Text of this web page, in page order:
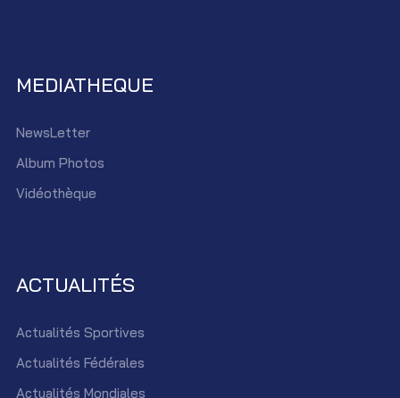
MEDIATHEQUE
NewsLetter
Album Photos
Vidéothèque
ACTUALITÉS
Actualités Sportives
Actualités Fédérales
Actualités Mondiales